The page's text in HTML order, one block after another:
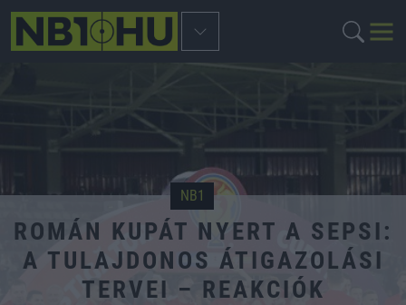
NB1
ROMÁN KUPÁT NYERT A SEPSI:
A TULAJDONOS ÁTIGAZOLÁSI
TERVEI – REAKCIÓK